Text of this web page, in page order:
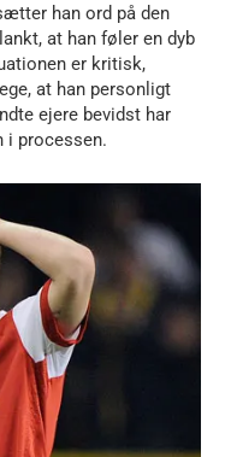
han ord på den
at han føler en dyb
er kritisk,
at han personligt
ejere bevidst har
i processen.